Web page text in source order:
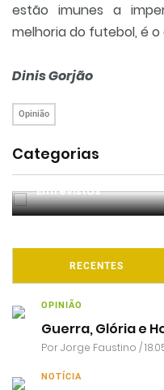
estão imunes a
melhoria do futebol, é
Dinis Gorjão
Opinião
Categorias
Entrevistas
RECENTES
OPINIÃO
Guerra, Glória e
PorJorge Faustino /
NOTÍCIA